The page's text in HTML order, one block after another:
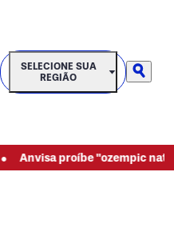
SELECIONE SUA REGIÃO
SELECIONE SUA
REGIÃO
proíbe "ozempic natural"